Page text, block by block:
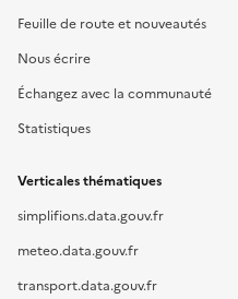
Feuille de route et nouveautés
Nous écrire
Échangez avec la communauté
Statistiques
Verticales thématiques
simplifions.data.gouv.fr
meteo.data.gouv.fr
transport.data.gouv.fr